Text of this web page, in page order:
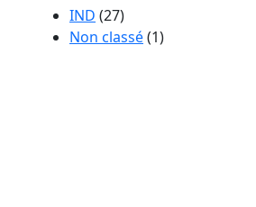
IND (27)
Non classé(1)